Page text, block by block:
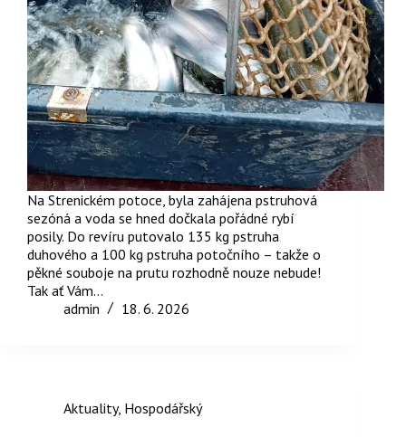
Na Strenickém potoce, byla zahájena pstruhová
sezóná a voda se hned dočkala pořádné rybí
posily. Do revíru putovalo 135 kg pstruha
duhového a 100 kg pstruha potočního – takže o
pěkné souboje na prutu rozhodně nouze nebude!
Tak ať Vám…
admin
18. 6. 2026
Aktuality, Hospodářský